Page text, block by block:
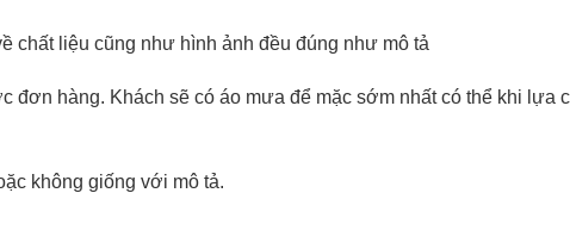
chất liệu cũng như hình ảnh đều đúng như mô tả
đơn hàng. Khách sẽ có áo mưa để mặc sớm nhất có thể khi lựa
không giống với mô tả.